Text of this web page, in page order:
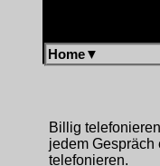
Home▼
Billig
jedem
telefonieren.